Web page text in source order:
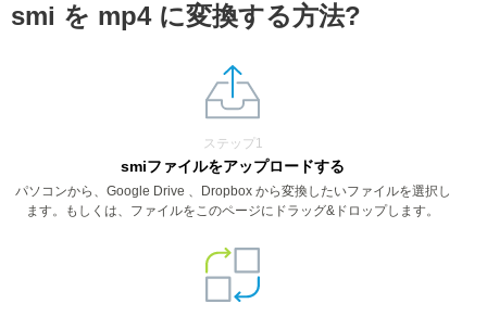
smi を mp4 に変換する方法?
ステップ1
smiファイルをアップロードする
パソコンから、Google Drive 、Dropbox から変換したいファイルを選択し
ます。もしくは、ファイルをこのページにドラッグ&ドロップします。